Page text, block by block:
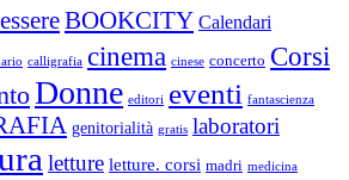
BOOKCITY Calendari
calligrafia cinema cinese concerto Corsi
Donne editori eventi fantascienza
genitorialità gratis laboratori
letture letture. corsi madri medicina